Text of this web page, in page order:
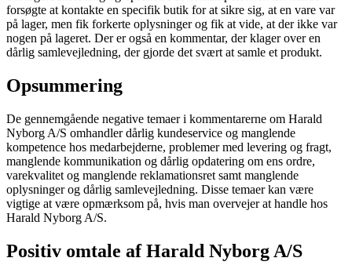
forsøgte at kontakte en specifik butik for at sikre sig, at en vare var
på lager, men fik forkerte oplysninger og fik at vide, at der ikke var
nogen på lageret. Der er også en kommentar, der klager over en
dårlig samlevejledning, der gjorde det svært at samle et produkt.
Opsummering
De gennemgående negative temaer i kommentarerne om Harald
Nyborg A/S omhandler dårlig kundeservice og manglende
kompetence hos medarbejderne, problemer med levering og fragt,
manglende kommunikation og dårlig opdatering om ens ordre,
varekvalitet og manglende reklamationsret samt manglende
oplysninger og dårlig samlevejledning. Disse temaer kan være
vigtige at være opmærksom på, hvis man overvejer at handle hos
Harald Nyborg A/S.
Positiv omtale af Harald Nyborg A/S